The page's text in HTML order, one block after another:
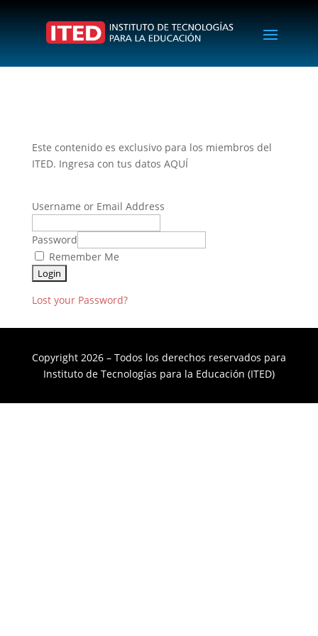
Este contenido es exclusivo para los miembros del
ITED. Ingresa con tus datos AQUÍ
Username or Email Address
Password
Remember Me
Lost your Password?
Copyright 2026 – Todos los derechos reservados para
Instituto de Tecnologías para la Educación (ITED)